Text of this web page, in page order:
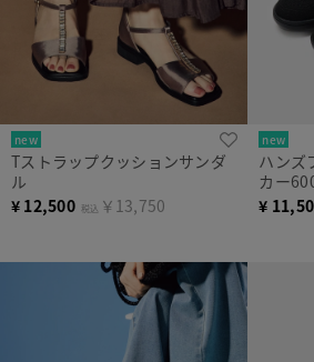
new
Tストラップクッションサンダ
ル
¥ 12,500 税込 ￥13,750
new
ハンズ
カー
¥